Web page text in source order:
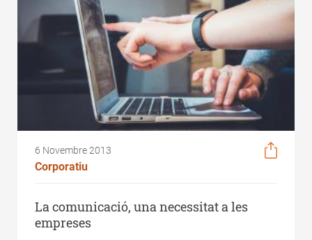
6 Novembre 2013
Corporatiu
La comunicació, una necessitat a les
empreses